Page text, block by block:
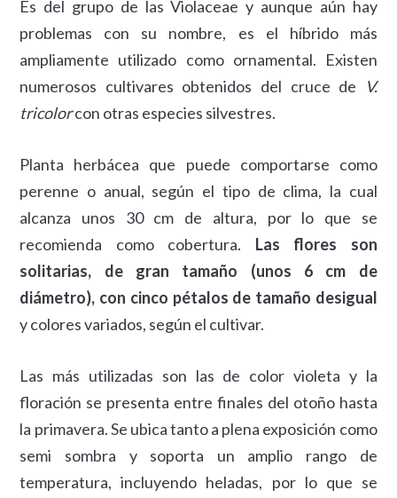
Es del grupo de las Violaceae y aunque aún hay
problemas con su nombre, es el híbrido más
ampliamente utilizado como ornamental. Existen
numerosos cultivares obtenidos del cruce de
V.
tricolorcon otras especies silvestres.
Planta herbácea que puede comportarse como
perenne o anual, según el tipo de clima, la cual
alcanza unos 30 cm de altura, por lo que se
recomienda como cobertura. Las flores son
solitarias, de gran tamaño (unos 6 cm de
diámetro), con cinco pétalos de tamaño desigual
y colores variados, según el cultivar.
Las más utilizadas son las de color violeta y la
floración se presenta entre finales del otoño hasta
la primavera. Se ubica tanto a plena exposición como
semi sombra y soporta un amplio rango de
temperatura, incluyendo heladas, por lo que se